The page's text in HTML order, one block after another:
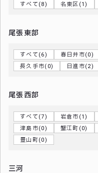
すべて(8) 名東区(1)
尾張東部
すべて(6) 春日井市(0)
長久手市(0)
日進市(2)
尾張西部
すべて(7) 岩倉市(1)
津島市(0)
蟹江町(0)
豊山町(0)
三河